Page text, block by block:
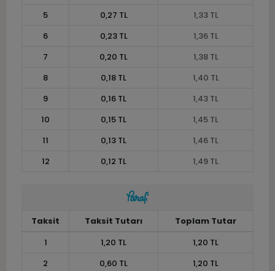
5
0,27 TL
1,33 TL
6
0,23 TL
1,36 TL
7
0,20 TL
1,38 TL
8
0,18 TL
1,40 TL
9
0,16 TL
1,43 TL
10
0,15 TL
1,45 TL
11
0,13 TL
1,46 TL
12
0,12 TL 1,49 TL
Taksit Taksit Tutarı
Toplam Tutar
1
1,20 TL
1,20 TL
2
0,60 TL
1,20 TL